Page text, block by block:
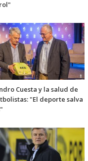
Cuesta y la salud de
"El deporte salva